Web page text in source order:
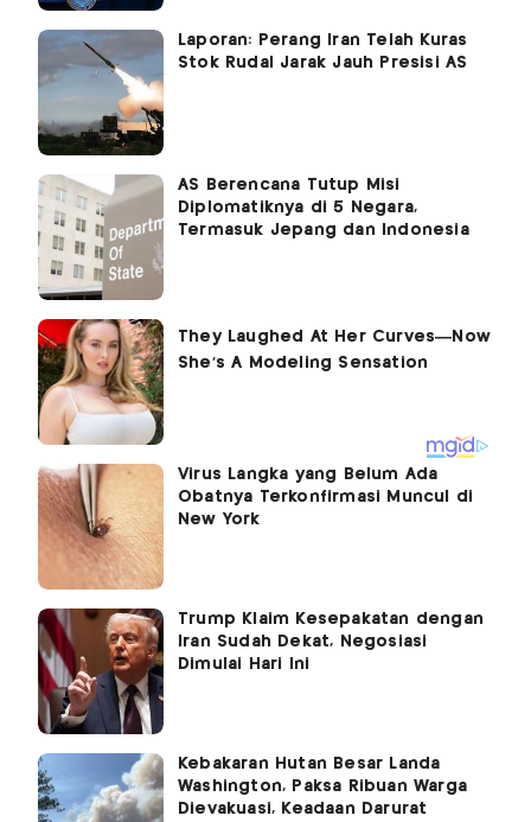
Laporan: Perang Iran Telah Kuras
Stok Rudal Jarak Jauh Presisi AS
AS Berencana Tutup Misi
Diplomatiknya di 5 Negara,
Termasuk Jepang dan Indonesia
Virus Langka yang Belum Ada
Obatnya Terkonfirmasi Muncul di
New York
Trump Klaim Kesepakatan dengan
Iran Sudah Dekat, Negosiasi
Dimulai Hari Ini
Kebakaran Hutan Besar Landa
Washington, Paksa Ribuan Warga
Dievakuasi, Keadaan Darurat